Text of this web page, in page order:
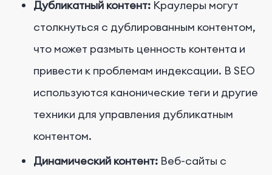
Дубликатный контент: Краулеры могут
столкнуться с дублированным контентом,
что может размыть ценность контента и
привести к проблемам индексации. В SEO
используются канонические теги и другие
техники для управления дубликатным
контентом.
Динамический контент: Веб-сайты с